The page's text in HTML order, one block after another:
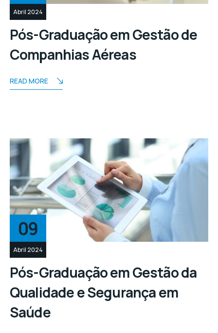
Abril 2024
Pós-Graduação em Gestão de
Companhias Aéreas
READ MORE
09
Abril 2024
Pós-Graduação em Gestão da
Qualidade e Segurança em
Saúde